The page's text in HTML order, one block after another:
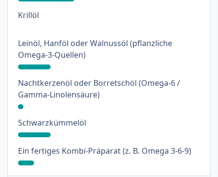
Krillöl: 0%
Leinöl, Hanföl oder Walnussöl (pflanzliche
Omega-3-Quellen): 18%
Nachtkerzenöl oder Borretschöl (Omega-6 /
Gamma-Linolensäure): 3%
Schwarzkümmelöl: 18%
Ein fertiges Kombi-Präparat (z. B. Omega 3-6-9): 9%